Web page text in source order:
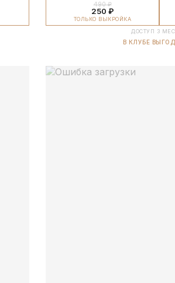
490 ₽
250 ₽
ТОЛЬКО ВЫКРОЙКА
ДОСТУП 3
В КЛУБЕ